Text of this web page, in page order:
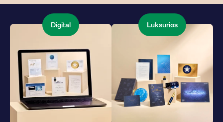
Digital Luksuriøs